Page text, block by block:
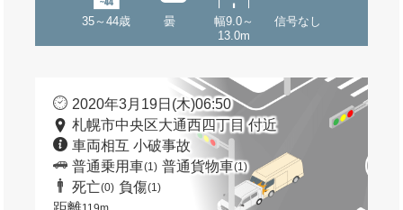
35～44歳 曇
幅9.0～
13.0m
信号なし
2020年3月19日(木)06:50
札幌市中央区大通西四丁目 付近
車両相互 小破事故
普通乗用車(1) 普通貨物車(1)
死亡(0) 負傷(1)